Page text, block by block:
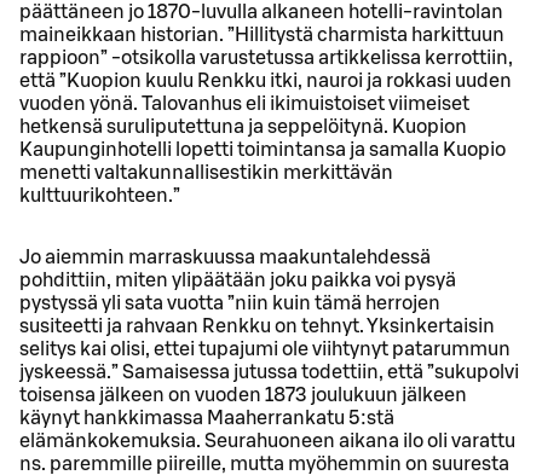
päättäneen jo 1870-luvulla alkaneen hotelli-ravintolan
maineikkaan historian. ”Hillitystä charmista harkittuun
rappioon” -otsikolla varustetussa artikkelissa kerrottiin,
että ”Kuopion kuulu Renkku itki, nauroi ja rokkasi uuden
vuoden yönä. Talovanhus eli ikimuistoiset viimeiset
hetkensä suruliputettuna ja seppelöitynä. Kuopion
Kaupunginhotelli lopetti toimintansa ja samalla Kuopio
menetti valtakunnallisestikin merkittävän
kulttuurikohteen.”
Jo aiemmin marraskuussa maakuntalehdessä
pohdittiin, miten ylipäätään joku paikka voi pysyä
pystyssä yli sata vuotta ”niin kuin tämä herrojen
susiteetti ja rahvaan Renkku on tehnyt. Yksinkertaisin
selitys kai olisi, ettei tupajumi ole viihtynyt patarummun
jyskeessä.” Samaisessa jutussa todettiin, että ”sukupolvi
toisensa jälkeen on vuoden 1873 joulukuun jälkeen
käynyt hankkimassa Maaherrankatu 5:stä
elämänkokemuksia. Seurahuoneen aikana ilo oli varattu
ns. paremmille piireille, mutta myöhemmin on suuresta